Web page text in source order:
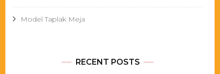
Model Taplak Meja
RECENT POSTS